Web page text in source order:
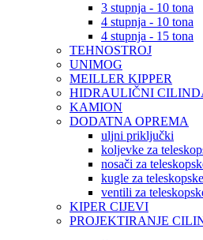
3 stupnja - 10 tona
4 stupnja - 10 tona
4 stupnja - 15 tona
TEHNOSTROJ
UNIMOG
MEILLER KIPPER
HIDRAULIČNI
KAMION
DODATNA OPREMA
uljni priključki
koljevke za
nosači za
kugle za
ventili za
KIPER CIJEVI
PROJEKTIRANJE